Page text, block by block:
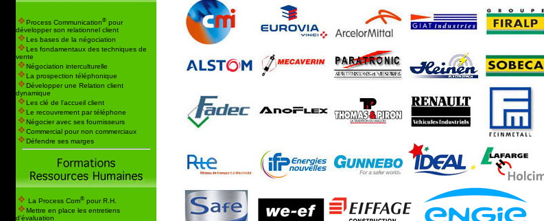
Process Communication® pour
développer son relationnel client
Les bases de la négociation
Les fondamentaux des techniques de
vente
Négociation interculturelle
La prospection téléphonique
Développer une Relation client
dynamique
Les clé de l'accueil client
Le recouvrement par téléphone
Négocier avec ses fournisseurs
Commercial pour non commerciaux
Défendre ses marges
La Process Com® pour R.H.
Mettre en place les entretiens
d'évaluation